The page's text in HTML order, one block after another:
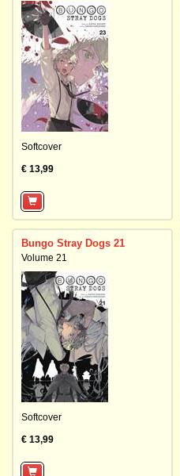
Softcover
€ 13,99
Bungo Stray Dogs 21
Volume 21
Softcover
€ 13,99